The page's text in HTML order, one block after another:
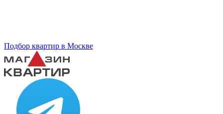
Подбор квартир в Москве